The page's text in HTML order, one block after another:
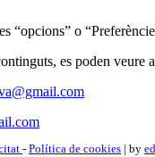
“opcions” o
es poden veure
- Política de cookies | by